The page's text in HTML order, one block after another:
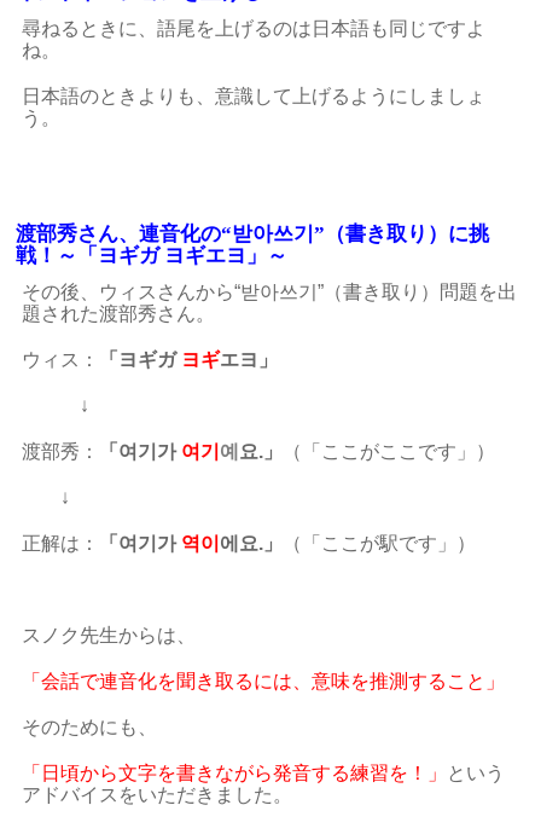
尋ねるときに、語尾を上げるのは日本語も同じですよ
ね。
日本語のときよりも、意識して上げるようにしましょ
う。
渡部秀さん、連音化の“받아쓰기”（書き取り）に挑
戦！～「ヨギガ ヨギエヨ」～
その後、ウィスさんから“받아쓰기”（書き取り）問題を出
題された渡部秀さん。
ウィス： 「ヨギガ ヨギエヨ」
↓
渡部秀： 「여기가 여기 예 요.」 （「ここがここです」）
↓
正解は： 「여기가 역이 에요.」 （「ここが駅です」）
スノク先生からは、
「会話で連音化を聞き取るには、意味を推測すること」
そのためにも、
「日頃から文字を書きながら発音する練習を！」
という
アドバイスをいただきました。